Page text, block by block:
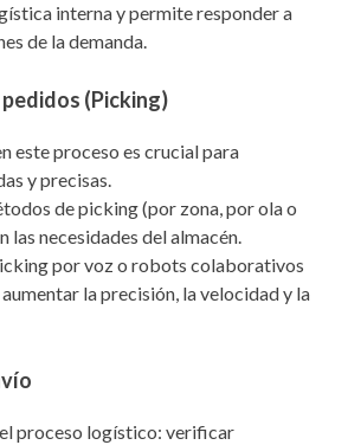
interna y permite responder a
de la demanda.
(Picking)
este proceso es crucial para
y precisas.
de picking (por zona, por ola o
las necesidades del almacén.
por voz o robots colaborativos
la precisión, la velocidad y la
proceso logístico: verificar